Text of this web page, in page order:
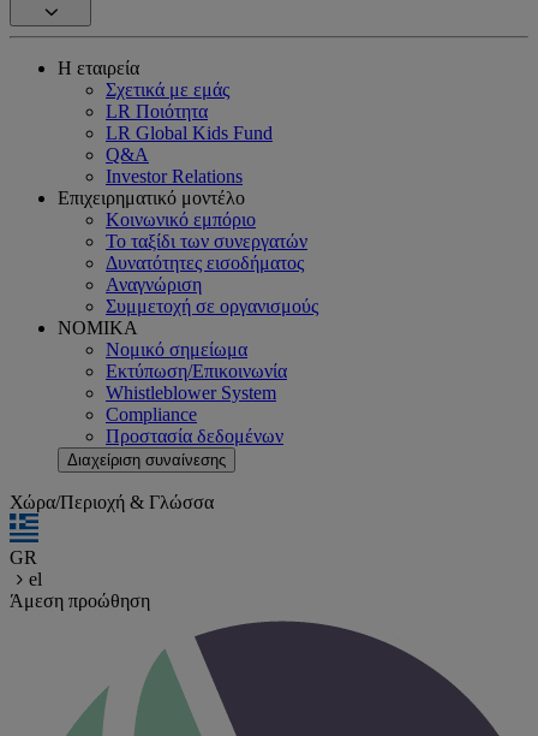
Η εταιρεία
Σχετικά με εμάς
LR Ποιότητα
LR Global Kids Fund
Q&A
Investor Relations
Επιχειρηματικό μοντέλο
Κοινωνικό εμπόριο
Το ταξίδι των συνεργατών
Δυνατότητες εισοδήματος
Αναγνώριση
Συμμετοχή σε οργανισμούς
ΝΟΜΙΚΑ
Νομικό σημείωμα
Εκτύπωση/Επικοινωνία
Whistleblower System
Compliance
Προστασία δεδομένων
Διαχείριση συναίνεσης
Χώρα/Περιοχή & Γλώσσα
GR
el
Άμεση προώθηση